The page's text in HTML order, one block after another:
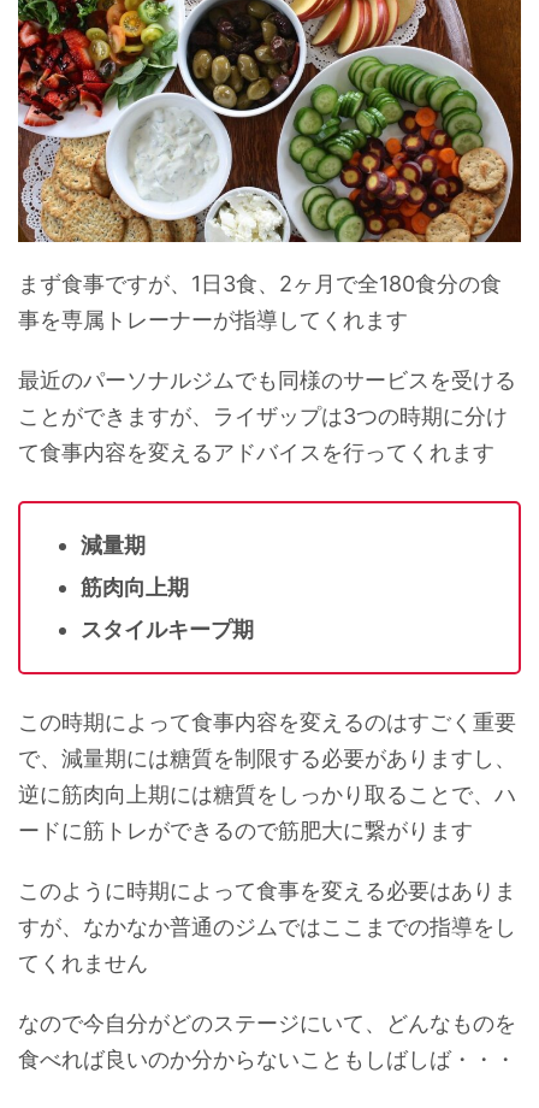
まず食事ですが、1日3食、2ヶ月で全180食分の食
事を専属トレーナーが指導してくれます
最近のパーソナルジムでも同様のサービスを受ける
ことができますが、ライザップは3つの時期に分け
て食事内容を変えるアドバイスを行ってくれます
減量期
筋肉向上期
スタイルキープ期
この時期によって食事内容を変えるのはすごく重要
で、 減量期には糖質を制限する必要がありますし、
逆に筋肉向上期には糖質をしっかり取ることで、ハ
ードに筋トレができるので筋肥大に繋がります
このように時期によって食事を変える必要はありま
すが、なかなか普通のジムではここまでの指導をし
てくれません
なので今自分がどのステージにいて、どんなものを
食べれば良いのか分からないこともしばしば・・・